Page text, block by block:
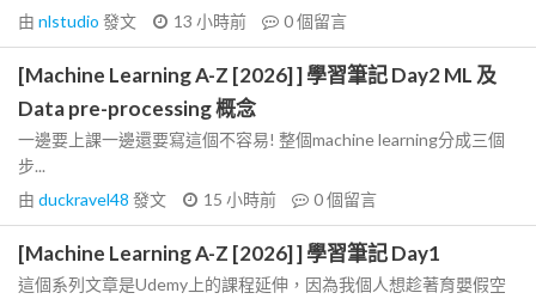
由 nlstudio 發文 13 小時前 0個留言
[Machine Learning A-Z [2026] ] 學習筆記 Day2 ML 及
Data pre-processing 概念
一邊要上課一邊還要寫這個不容易! 整個machine learning分成三個
步...
由 duckravel48 發文 15 小時前 0個留言
[Machine Learning A-Z [2026] ] 學習筆記 Day1
這個系列文章是Udemy上的課程延伸，因為我個人想趁著育嬰假空